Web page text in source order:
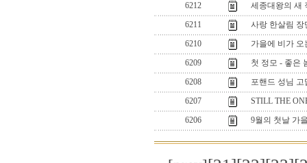
6212
세종대왕의 새
6211
사랑 한살림
6210
가을에 비가 오
6209
첫 정모 - 좋은
6208
포핸드 성님 고
6207
STILL THE
6206
9월의 첫날 가